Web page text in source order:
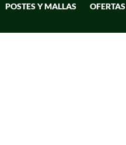
POSTES Y MALLAS OFERTAS